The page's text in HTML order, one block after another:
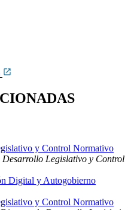
y Control Normativo
Desarrollo Legislativo y Control
Digital y Autogobierno
y Control Normativo